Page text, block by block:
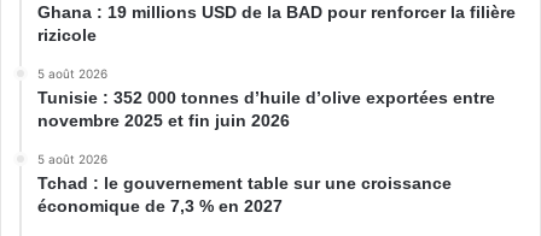
Ghana : 19 millions USD de la BAD pour renforcer la filière
rizicole
5 août 2026
Tunisie : 352 000 tonnes d’huile d’olive exportées entre
novembre 2025 et fin juin 2026
5 août 2026
Tchad : le gouvernement table sur une croissance
économique de 7,3 % en 2027